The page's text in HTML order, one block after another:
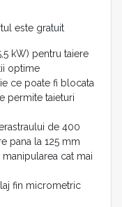
este gratuit
kW) pentru taiere
optime
ce poate fi blocata
permite taieturi
de 400
pana la 125 mm
cat mai
fin micrometric